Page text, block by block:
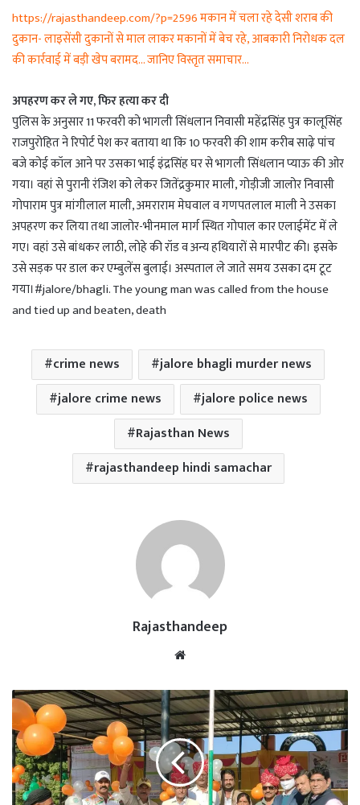
https://rajasthandeep.com/?p=2596 मकान में चला रहे देसी शराब की
दुकान- लाइसेंसी दुकानों से माल लाकर मकानों में बेच रहे, आबकारी निरोधक दल
की कार्रवाई में बड़ी खेप बरामद… जानिए विस्तृत समाचार…
अपहरण कर ले गए, फिर हत्या कर दी
पुलिस के अनुसार 11 फरवरी को भागली सिंधलान निवासी महेंद्रसिंह पुत्र कालूसिंह
राजपुरोहित ने रिपोर्ट पेश कर बताया था कि 10 फरवरी की शाम करीब साढ़े पांच
बजे कोई कॉल आने पर उसका भाई इंद्रसिंह घर से भागली सिंधलान प्याऊ की ओर
गया। वहां से पुरानी रंजिश को लेकर जितेंद्रकुमार माली, गोड़ीजी जालोर निवासी
गोपाराम पुत्र मांगीलाल माली, अमराराम मेघवाल व गणपतलाल माली ने उसका
अपहरण कर लिया तथा जालोर-भीनमाल मार्ग स्थित गोपाल कार एलाईमेंट में ले
गए। वहां उसे बांधकर लाठी, लोहे की रॉड व अन्य हथियारों से मारपीट की। इसके
उसे सड़क पर डाल कर एम्बुलेंस बुलाई। अस्पताल ले जाते समय उसका दम टूट
गया।#jalore/bhagli. The young man was called from the house
and tied up and beaten, death
crime news
jalore bhagli murder news
jalore crime news
jalore police news
Rajasthan News
rajasthandeep hindi samachar
Rajasthandeep